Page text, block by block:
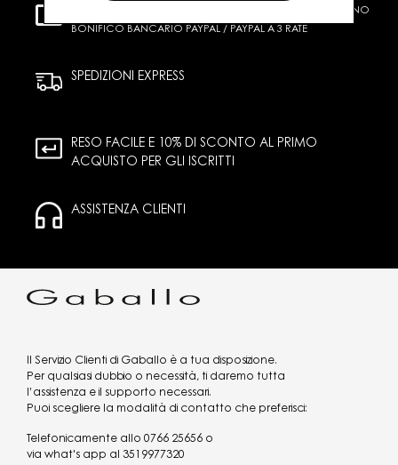
CARTA DI CREDITO CONTRASSEGNO
BONIFICO BANCARIO PAYPAL / PAYPAL A 3 RATE
SPEDIZIONI EXPRESS
RESO FACILE E 10% DI SCONTO AL PRIMO
ACQUISTO PER GLI ISCRITTI
ASSISTENZA CLIENTI
Il Servizio Clienti di Gaballo è a tua disposizione.
Per qualsiasi dubbio o necessità, ti daremo tutta
l’assistenza e il supporto necessari.
Puoi scegliere la modalità di contatto che preferisci:
Telefonicamente allo 0766 25656 o
via what's app al 3519977320